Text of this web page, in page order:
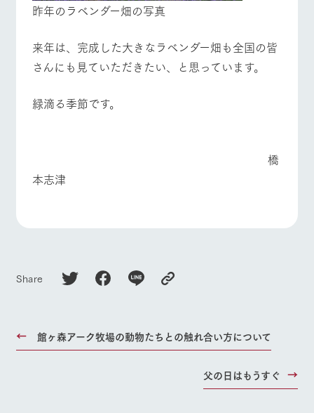
​昨年のラベンダー畑の写真
来年は、完成した大きなラベンダー畑も全国の皆
さんにも見ていただきたい、と思っています。
緑滴る季節です。
橋
本志津
Share
館ヶ森アーク牧場の動物たちとの触れ合い方について
父の日はもうすぐ